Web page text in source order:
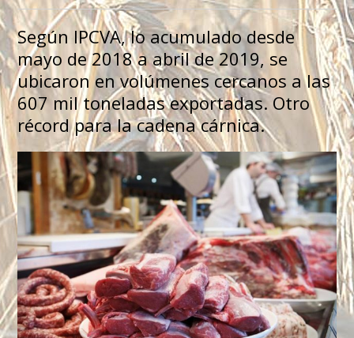
Según IPCVA, lo acumulado desde
mayo de 2018 a abril de 2019, se
ubicaron en volúmenes cercanos a las
607 mil toneladas exportadas. Otro
récord para la cadena cárnica.